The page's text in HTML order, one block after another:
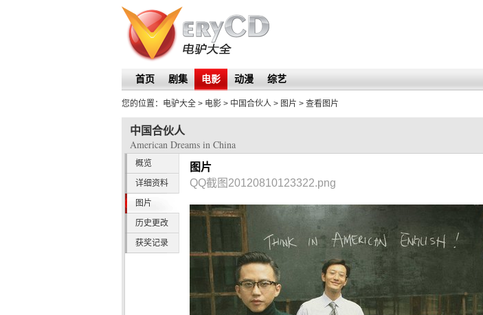
首页 剧集 电影 动漫 综艺
您的位置： 电驴大全 > 电影 > 中国合伙人 > 图片 > 查看图片
中国合伙人
American Dreams in China
概览
详细资料
图片
历史更改
获奖记录
图片
QQ截图20120810123322.png